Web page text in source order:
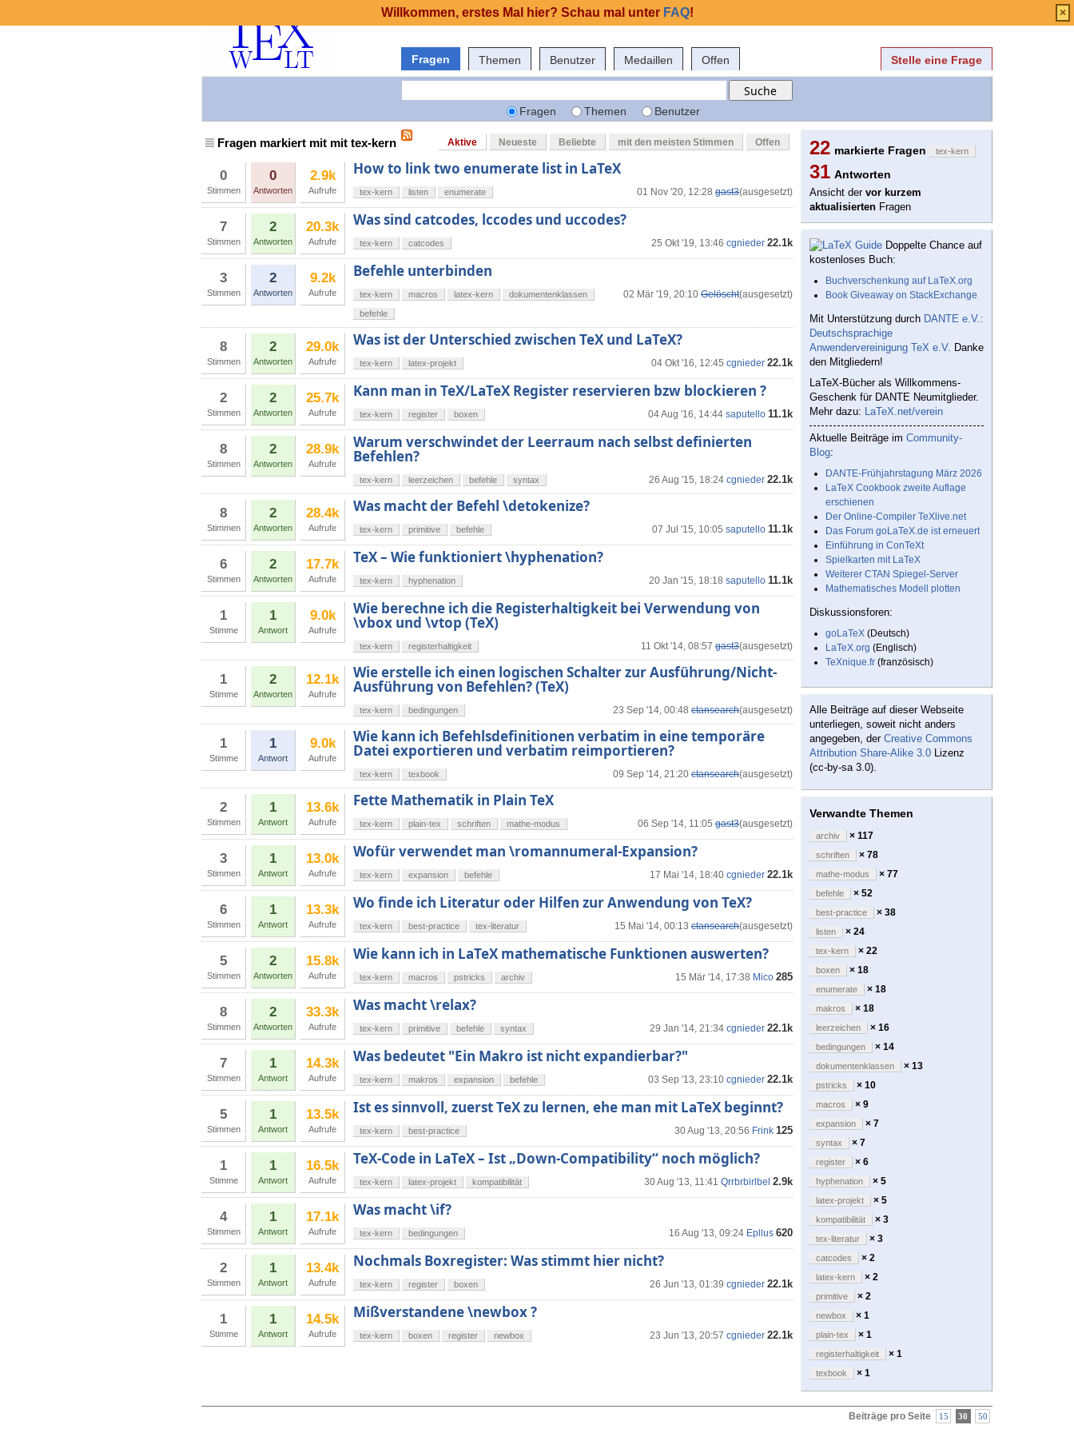
Fragen Themen Benutzer Medaillen Offen Stelle eine Frage
Fragen Themen Benutzer
Fragen markiert mit mit tex-kern Aktive Neueste Beliebte mit den meisten Stimmen Offen
0
Stimmen
0
Antworten
2.9k
Aufrufe
How to link two enumerate list in LaTeX
01 Nov '20, 12:28 gast3(ausgesetzt)
tex-kern listen enumerate
7
Stimmen
2
Antworten
20.3k
Aufrufe
Was sind catcodes, lccodes und uccodes?
25 Okt '19, 13:46 cgnieder 22.1k
tex-kern catcodes
3
Stimmen
2
Antworten
9.2k
Aufrufe
Befehle unterbinden
02 Mär '19, 20:10 Gelöscht(ausgesetzt)
tex-kern macros latex-kern
dokumentenklassen
befehle
8
Stimmen
2
Antworten
29.0k
Aufrufe
Was ist der Unterschied zwischen TeX und LaTeX?
04 Okt '16, 12:45 cgnieder 22.1k
tex-kern latex-projekt
2
Stimmen
2
Antworten
25.7k
Aufrufe
Kann man in TeX/LaTeX Register reservieren bzw blockieren ?
04 Aug '16, 14:44 saputello 11.1k
tex-kern register boxen
8
Stimmen
2
Antworten
28.9k
Aufrufe
Warum verschwindet der Leerraum nach selbst definierten
Befehlen?
26 Aug '15, 18:24 cgnieder 22.1k
tex-kern leerzeichen befehle syntax
8
Stimmen
2
Antworten
28.4k
Aufrufe
Was macht der Befehl \detokenize?
07 Jul '15, 10:05 saputello 11.1k
tex-kern primitive befehle
6
Stimmen
2
Antworten
17.7k
Aufrufe
TeX – Wie funktioniert \hyphenation?
20 Jan '15, 18:18 saputello 11.1k
tex-kern hyphenation
1
Stimme
1
Antwort
9.0k
Aufrufe
Wie berechne ich die Registerhaltigkeit bei Verwendung von
\vbox und \vtop (TeX)
11 Okt '14, 08:57 gast3(ausgesetzt)
tex-kern registerhaltigkeit
1
Stimme
2
Antworten
12.1k
Aufrufe
Wie erstelle ich einen logischen Schalter zur Ausführung/Nicht-
Ausführung von Befehlen? (TeX)
23 Sep '14, 00:48 ctansearch(ausgesetzt)
tex-kern bedingungen
1
Stimme
1
Antwort
9.0k
Aufrufe
Wie kann ich Befehlsdefinitionen verbatim in eine temporäre
Datei exportieren und verbatim reimportieren?
09 Sep '14, 21:20 ctansearch(ausgesetzt)
tex-kern texbook
2
Stimmen
1
Antwort
13.6k
Aufrufe
Fette Mathematik in Plain TeX
06 Sep '14, 11:05 gast3(ausgesetzt)
tex-kern plain-tex schriften mathe-modus
3
Stimmen
1
Antwort
13.0k
Aufrufe
Wofür verwendet man \romannumeral-Expansion?
17 Mai '14, 18:40 cgnieder 22.1k
tex-kern expansion befehle
6
Stimmen
1
Antwort
13.3k
Aufrufe
Wo finde ich Literatur oder Hilfen zur Anwendung von TeX?
15 Mai '14, 00:13 ctansearch(ausgesetzt)
tex-kern best-practice tex-literatur
5
Stimmen
2
Antworten
15.8k
Aufrufe
Wie kann ich in LaTeX mathematische Funktionen auswerten?
15 Mär '14, 17:38 Mico 285
tex-kern macros pstricks archiv
8
Stimmen
2
Antworten
33.3k
Aufrufe
Was macht \relax?
29 Jan '14, 21:34 cgnieder 22.1k
tex-kern primitive befehle syntax
7
Stimmen
1
Antwort
14.3k
Aufrufe
Was bedeutet "Ein Makro ist nicht expandierbar?"
03 Sep '13, 23:10 cgnieder 22.1k
tex-kern makros expansion befehle
5
Stimmen
1
Antwort
13.5k
Aufrufe
Ist es sinnvoll, zuerst TeX zu lernen, ehe man mit LaTeX beginnt?
30 Aug '13, 20:56 Frink 125
tex-kern best-practice
1
Stimme
1
Antwort
16.5k
Aufrufe
TeX-Code in LaTeX – Ist „Down-Compatibility“ noch möglich?
30 Aug '13, 11:41 Qrrbrbirlbel 2.9k
tex-kern latex-projekt kompatibilität
4
Stimmen
1
Antwort
17.1k
Aufrufe
Was macht \if?
16 Aug '13, 09:24 Epllus 620
tex-kern bedingungen
2
Stimmen
1
Antwort
13.4k
Aufrufe
Nochmals Boxregister: Was stimmt hier nicht?
26 Jun '13, 01:39 cgnieder 22.1k
tex-kern register boxen
1
Stimme
1
Antwort
14.5k
Aufrufe
Mißverstandene \newbox ?
23 Jun '13, 20:57 cgnieder 22.1k
tex-kern boxen register newbox
22 markierte Fragen tex-kern
31 Antworten
Ansicht der vor kurzem
aktualisierten Fragen
Doppelte Chance auf
kostenloses Buch:
Buchverschenkung auf LaTeX.org
Book Giveaway on StackExchange
Mit Unterstützung durch DANTE e.V.:
Deutschsprachige
Anwendervereinigung TeX e.V. Danke
den Mitgliedern!
LaTeX-Bücher als Willkommens-
Geschenk für DANTE Neumitglieder.
Mehr dazu: LaTeX.net/verein
Aktuelle Beiträge im Community-
Blog:
DANTE-Frühjahrstagung März 2026
LaTeX Cookbook zweite Auflage
erschienen
Der Online-Compiler TeXlive.net
Das Forum goLaTeX.de ist erneuert
Einführung in ConTeXt
Spielkarten mit LaTeX
Weiterer CTAN Spiegel-Server
Mathematisches Modell plotten
Diskussionsforen:
goLaTeX (Deutsch)
LaTeX.org (Englisch)
TeXnique.fr (französisch)
Alle Beiträge auf dieser Webseite
unterliegen, soweit nicht anders
angegeben, der Creative Commons
Attribution Share-Alike 3.0 Lizenz
(cc-by-sa 3.0).
Verwandte Themen
archiv × 117
schriften × 78
mathe-modus × 77
befehle × 52
best-practice × 38
listen × 24
tex-kern × 22
boxen × 18
enumerate × 18
makros × 18
leerzeichen × 16
bedingungen × 14
dokumentenklassen × 13
pstricks × 10
macros × 9
expansion × 7
syntax × 7
register × 6
hyphenation × 5
latex-projekt × 5
kompatibilität × 3
tex-literatur × 3
catcodes × 2
latex-kern × 2
primitive × 2
newbox × 1
plain-tex × 1
registerhaltigkeit × 1
texbook × 1
Beiträge pro Seite 15 30 50
Willkommen, erstes Mal hier? Schau mal unter FAQ! ×